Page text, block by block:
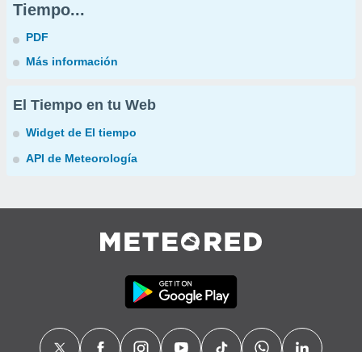
Tiempo...
PDF
Más información
El Tiempo en tu Web
Widget de El tiempo
API de Meteorología